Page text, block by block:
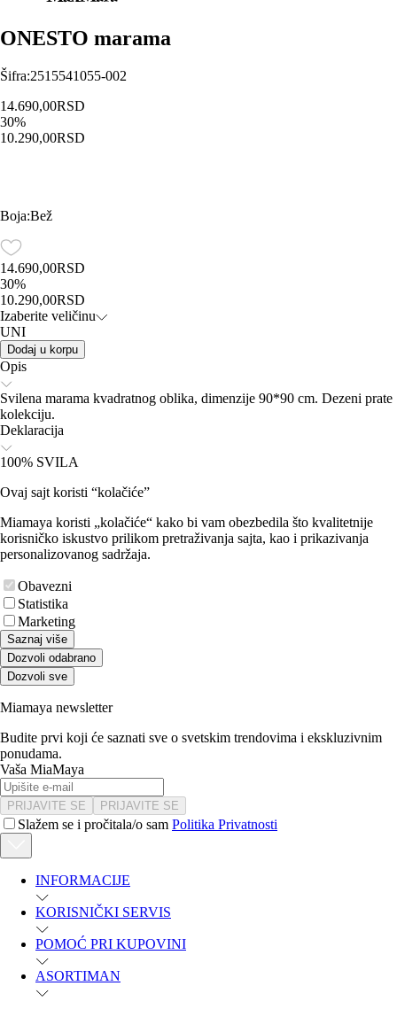
ONESTO marama
Šifra:2515541055-002
14.690,00RSD
30%
10.290,00RSD
Boja:Bež
14.690,00RSD
30%
10.290,00RSD
Izaberite veličinu
UNI
Dodaj u korpu
Opis
Svilena marama kvadratnog oblika, dimenzije 90*90 cm. Dezeni prate
kolekciju.
Deklaracija
100% SVILA
Ovaj sajt koristi “kolačiće”
Miamaya koristi „kolačiće“ kako bi vam obezbedila što kvalitetnije
korisničko iskustvo prilikom pretraživanja sajta, kao i prikazivanja
personalizovanog sadržaja.
Obavezni
Statistika
Marketing
Saznaj više
Dozvoli odabrano
Dozvoli sve
Miamaya newsletter
Budite prvi koji će saznati sve o svetskim trendovima i ekskluzivnim
ponudama.
Vaša MiaMaya
PRIJAVITE SE PRIJAVITE SE
Slažem se i pročitala/o sam Politika Privatnosti
INFORMACIJE
KORISNIČKI SERVIS
POMOĆ PRI KUPOVINI
ASORTIMAN